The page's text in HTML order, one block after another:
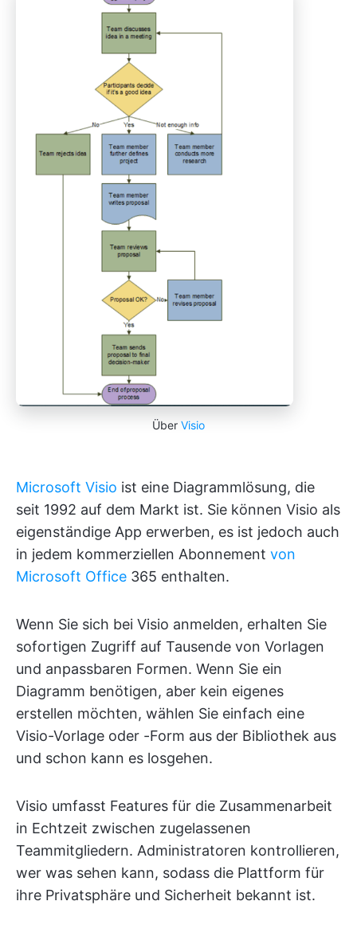
Über Visio
Microsoft Visio ist eine Diagrammlösung, die
seit 1992 auf dem Markt ist. Sie können Visio als
eigenständige App erwerben, es ist jedoch auch
in jedem kommerziellen Abonnement von
Microsoft Office 365 enthalten.
Wenn Sie sich bei Visio anmelden, erhalten Sie
sofortigen Zugriff auf Tausende von Vorlagen
und anpassbaren Formen. Wenn Sie ein
Diagramm benötigen, aber kein eigenes
erstellen möchten, wählen Sie einfach eine
Visio-Vorlage oder -Form aus der Bibliothek aus
und schon kann es losgehen.
Visio umfasst Features für die Zusammenarbeit
in Echtzeit zwischen zugelassenen
Teammitgliedern. Administratoren kontrollieren,
wer was sehen kann, sodass die Plattform für
ihre Privatsphäre und Sicherheit bekannt ist.